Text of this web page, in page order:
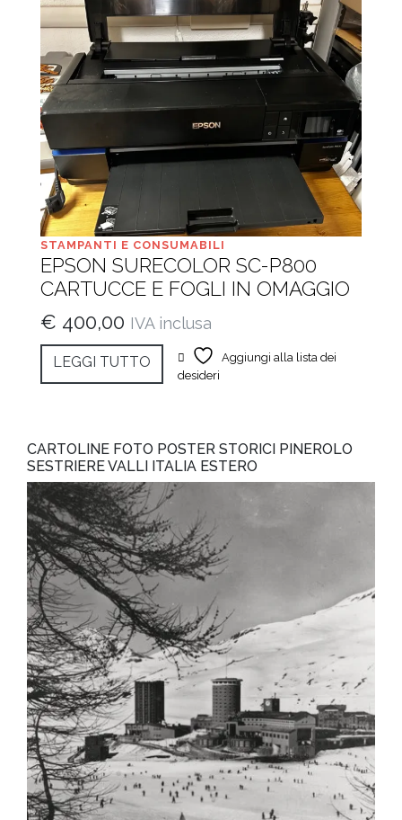
STAMPANTI E CONSUMABILI
EPSON SURECOLOR SC-P800
CARTUCCE E FOGLI IN OMAGGIO
€ 400,00 IVA inclusa
LEGGI TUTTO
Aggiungi alla lista dei
desideri
CARTOLINE FOTO POSTER STORICI PINEROLO
SESTRIERE VALLI ITALIA ESTERO